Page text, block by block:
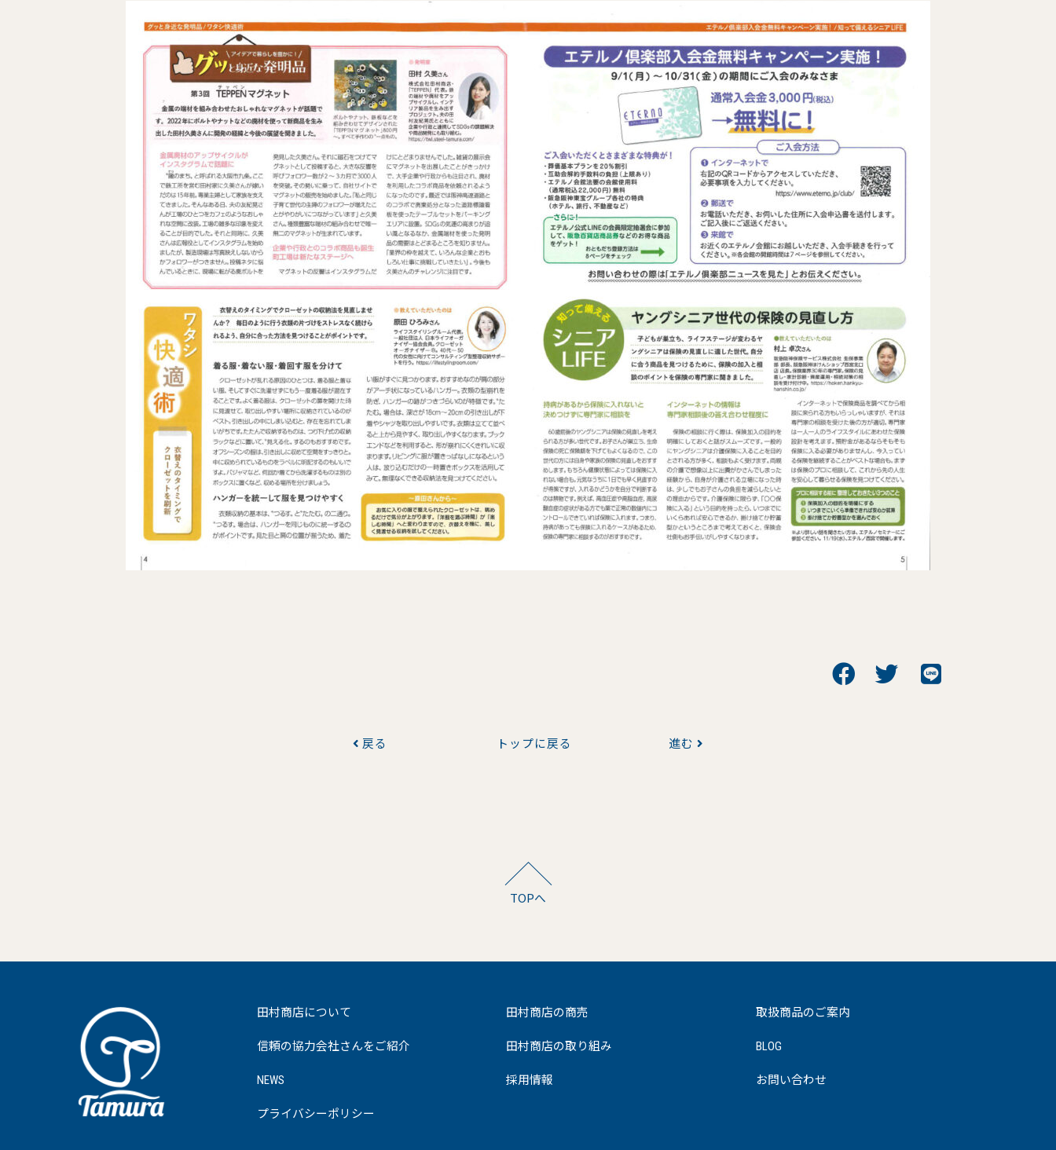
戻る トップに戻る 進む
TOPへ
田村商店について 田村商店の商売 取扱商品のご案内
信頼の協力会社さんをご紹介 田村商店の取り組み BLOG
NEWS 採用情報 お問い合わせ
プライバシーポリシー